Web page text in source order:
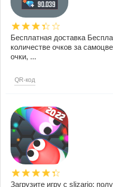
Бесплатная доставка
количестве очков за
очки, ...
QR-код
Загрузите игру с slizario: